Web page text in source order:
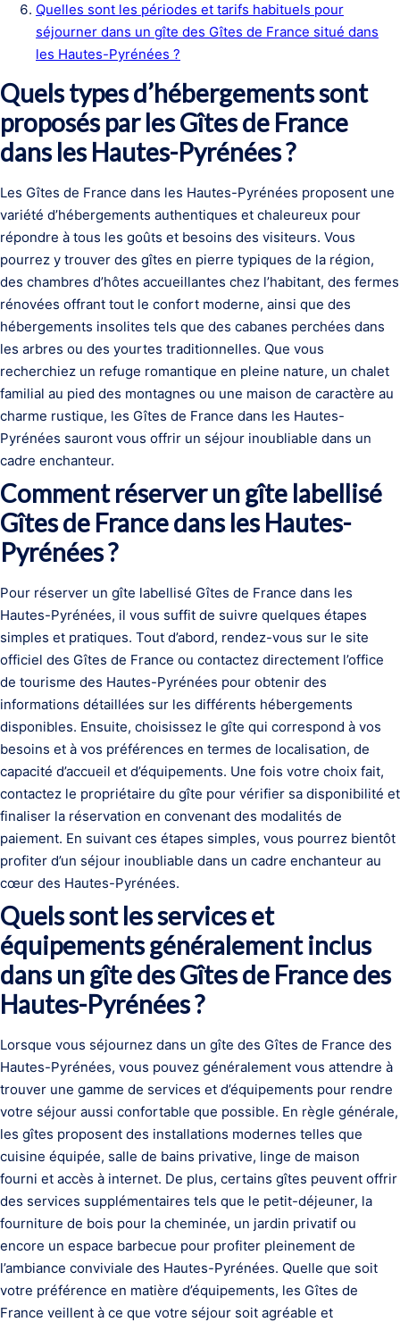
Quelles sont les périodes et tarifs habituels pour
séjourner dans un gîte des Gîtes de France situé dans
les Hautes-Pyrénées ?
Quels types d’hébergements sont
proposés par les Gîtes de France
dans les Hautes-Pyrénées ?
Les Gîtes de France dans les Hautes-Pyrénées proposent une
variété d’hébergements authentiques et chaleureux pour
répondre à tous les goûts et besoins des visiteurs. Vous
pourrez y trouver des gîtes en pierre typiques de la région,
des chambres d’hôtes accueillantes chez l’habitant, des fermes
rénovées offrant tout le confort moderne, ainsi que des
hébergements insolites tels que des cabanes perchées dans
les arbres ou des yourtes traditionnelles. Que vous
recherchiez un refuge romantique en pleine nature, un chalet
familial au pied des montagnes ou une maison de caractère au
charme rustique, les Gîtes de France dans les Hautes-
Pyrénées sauront vous offrir un séjour inoubliable dans un
cadre enchanteur.
Comment réserver un gîte labellisé
Gîtes de France dans les Hautes-
Pyrénées ?
Pour réserver un gîte labellisé Gîtes de France dans les
Hautes-Pyrénées, il vous suffit de suivre quelques étapes
simples et pratiques. Tout d’abord, rendez-vous sur le site
officiel des Gîtes de France ou contactez directement l’office
de tourisme des Hautes-Pyrénées pour obtenir des
informations détaillées sur les différents hébergements
disponibles. Ensuite, choisissez le gîte qui correspond à vos
besoins et à vos préférences en termes de localisation, de
capacité d’accueil et d’équipements. Une fois votre choix fait,
contactez le propriétaire du gîte pour vérifier sa disponibilité et
finaliser la réservation en convenant des modalités de
paiement. En suivant ces étapes simples, vous pourrez bientôt
profiter d’un séjour inoubliable dans un cadre enchanteur au
cœur des Hautes-Pyrénées.
Quels sont les services et
équipements généralement inclus
dans un gîte des Gîtes de France des
Hautes-Pyrénées ?
Lorsque vous séjournez dans un gîte des Gîtes de France des
Hautes-Pyrénées, vous pouvez généralement vous attendre à
trouver une gamme de services et d’équipements pour rendre
votre séjour aussi confortable que possible. En règle générale,
les gîtes proposent des installations modernes telles que
cuisine équipée, salle de bains privative, linge de maison
fourni et accès à internet. De plus, certains gîtes peuvent offrir
des services supplémentaires tels que le petit-déjeuner, la
fourniture de bois pour la cheminée, un jardin privatif ou
encore un espace barbecue pour profiter pleinement de
l’ambiance conviviale des Hautes-Pyrénées. Quelle que soit
votre préférence en matière d’équipements, les Gîtes de
France veillent à ce que votre séjour soit agréable et